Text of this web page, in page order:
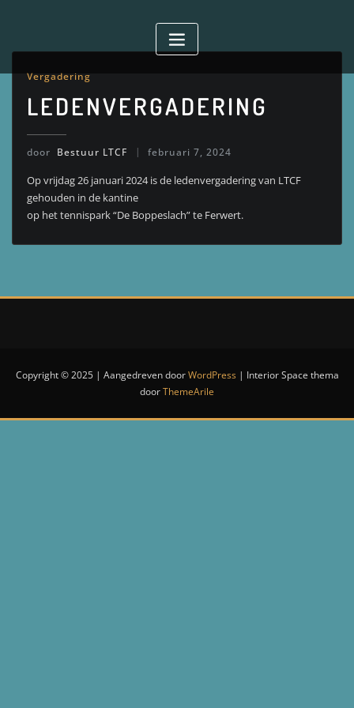
Vergadering
LEDENVERGADERING
door Bestuur LTCF februari 7, 2024
Op vrijdag 26 januari 2024 is de ledenvergadering van LTCF
gehouden in de kantine
op het tennispark “De Boppeslach” te Ferwert.
Copyright © 2025 | Aangedreven doorWordPress | Interior Space thema
doorThemeArile